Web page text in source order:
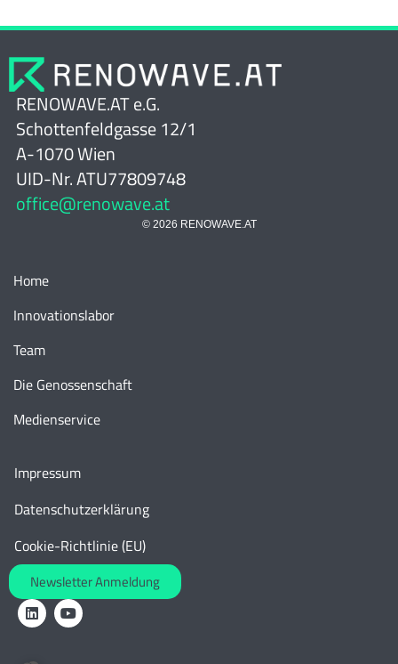
RENOWAVE.AT e.G.
Schottenfeldgasse 12/1
A-1070 Wien
UID-Nr. ATU77809748
office@renowave.at
© 2026 RENOWAVE.AT
Home
Innovationslabor
Team
Die Genossenschaft
Medienservice
Impressum
Datenschutzerklärung
Cookie-Richtlinie (EU)
Newsletter Anmeldung